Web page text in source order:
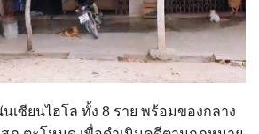
ซียนไฮโล ทั้ง 8 ราย พร้อมของกลาง